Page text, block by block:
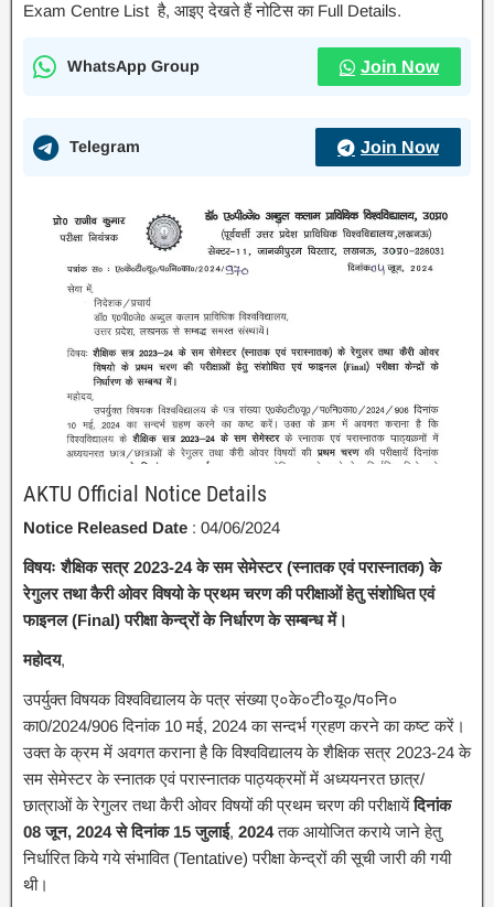
Exam Centre List है, आइए देखते हैं नोटिस का Full Details.
WhatsApp Group Join Now
Telegram Join Now
AKTU Official Notice Details
Notice Released Date : 04/06/2024
विषयः शैक्षिक सत्र 2023-24 के सम सेमेस्टर (स्नातक एवं परास्नातक) के
रेगुलर तथा कैरी ओवर विषयो के प्रथम चरण की परीक्षाओं हेतु संशोधित एवं
फाइनल (Final) परीक्षा केन्द्रों के निर्धारण के सम्बन्ध में।
महोदय,
उपर्युक्त विषयक विश्वविद्यालय के पत्र संख्या ए०के०टी०यू०/प०नि०
का0/2024/906 दिनांक 10 मई, 2024 का सन्दर्भ ग्रहण करने का कष्ट करें।
उक्त के क्रम में अवगत कराना है कि विश्वविद्यालय के शैक्षिक सत्र 2023-24 के
सम सेमेस्टर के स्नातक एवं परास्नातक पाठ्यक्रमों में अध्ययनरत छात्र/
छात्राओं के रेगुलर तथा कैरी ओवर विषयों की प्रथम चरण की परीक्षायेंदिनांक
08 जून, 2024 से दिनांक 15 जुलाई, 2024तक आयोजित कराये जाने हेतु
निर्धारित किये गये संभावित (Tentative) परीक्षा केन्द्रों की सूची जारी की गयी
थी।